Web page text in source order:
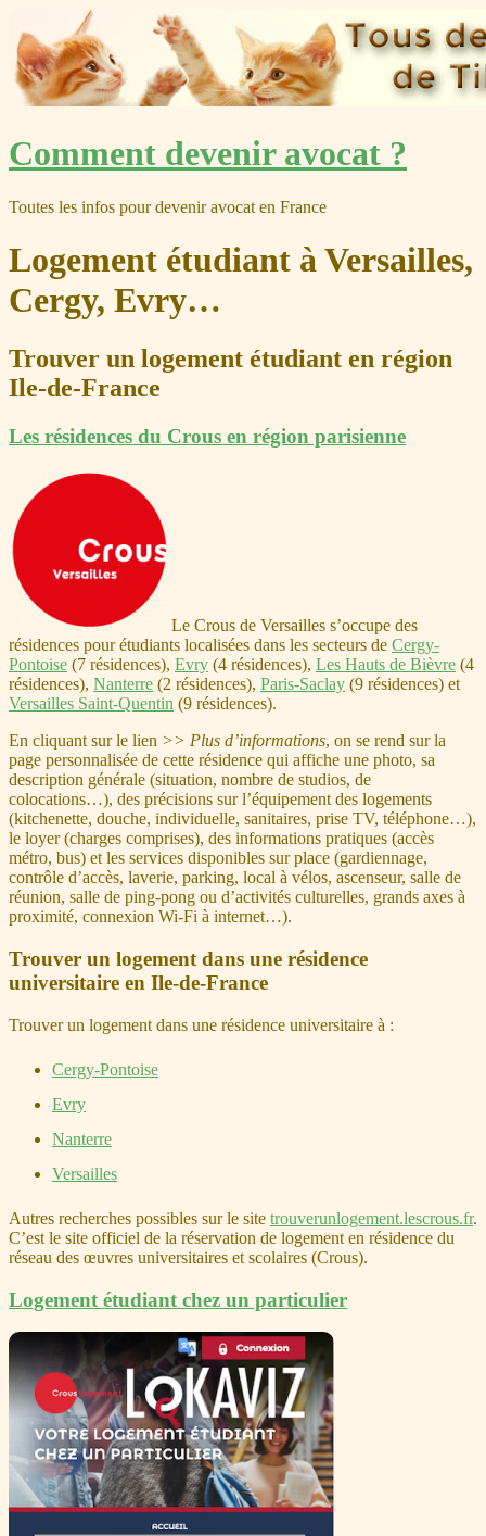
Skip
to
Comment devenir avocat ?
Toutes les infos pour devenir avocat en France
Logement étudiant à Versailles,
Cergy, Evry…
Trouver un logement étudiant en région
Ile-de-France
Les résidences du Crous en région parisienne
Le Crous de Versailles s’occupe des
résidences pour étudiants localisées dans les secteurs de Cergy-
Pontoise (7 résidences), Evry (4 résidences), Les Hauts de Bièvre (4
résidences), Nanterre (2 résidences), Paris-Saclay (9 résidences) et
Versailles Saint-Quentin (9 résidences).
En cliquant sur le lien >> Plus d’informations, on se rend sur la
page personnalisée de cette résidence qui affiche une photo, sa
description générale (situation, nombre de studios, de
colocations…), des précisions sur l’équipement des logements
(kitchenette, douche, individuelle, sanitaires, prise TV, téléphone…),
le loyer (charges comprises), des informations pratiques (accès
métro, bus) et les services disponibles sur place (gardiennage,
contrôle d’accès, laverie, parking, local à vélos, ascenseur, salle de
réunion, salle de ping-pong ou d’activités culturelles, grands axes à
proximité, connexion Wi-Fi à internet…).
Trouver un logement dans une résidence
universitaire en Ile-de-France
Trouver un logement dans une résidence universitaire à :
Cergy-Pontoise
Evry
Nanterre
Versailles
Autres recherches possibles sur le site trouverunlogement.lescrous.fr.
C’est le site officiel de la réservation de logement en résidence du
réseau des œuvres universitaires et scolaires (Crous).
Logement étudiant chez un particulier